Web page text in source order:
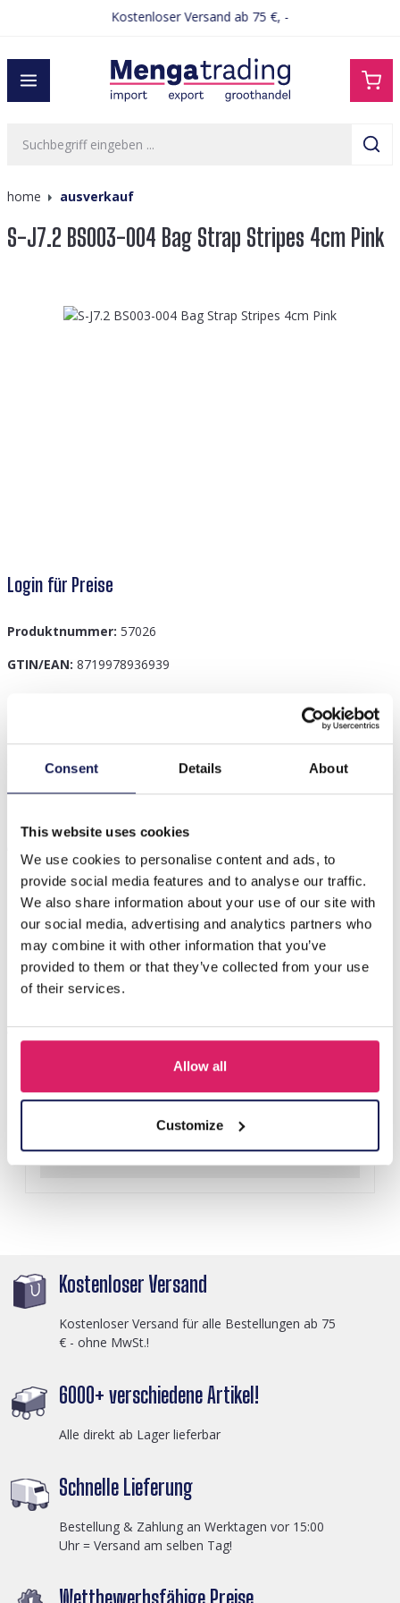
Consent Details About
This website uses cookies
We use cookies to personalise content and ads, to
provide social media features and to analyse our traffic.
We also share information about your use of our site with
our social media, advertising and analytics partners who
may combine it with other information that you’ve
provided to them or that they’ve collected from your use
of their services.
Allow all
Customize
Kostenloser Versand ab 75 €, -
home ausverkauf
S-J7.2 BS003-004 Bag Strap Stripes 4cm Pink
Bildergalerie überspringen
Login für Preise
Produktnummer: 57026
GTIN/EAN: 8719978936939
S-J7.2 BS003-004 Bag Strap Stripes 4cm Pink
Andere kauften auch
Login für Preise
Kostenloser Versand
Kostenloser Versand für alle Bestellungen ab 75
€ - ohne MwSt.!
6000+ verschiedene Artikel!
Alle direkt ab Lager lieferbar
Schnelle Lieferung
Bestellung & Zahlung an Werktagen vor 15:00
Uhr = Versand am selben Tag!